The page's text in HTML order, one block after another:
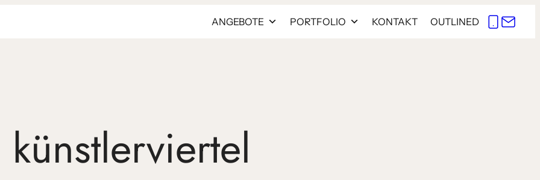
ANGEBOTE PORTFOLIO KONTAKT OUTLINED
künstlerviertel